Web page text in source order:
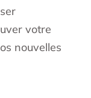
votre
nouvelles